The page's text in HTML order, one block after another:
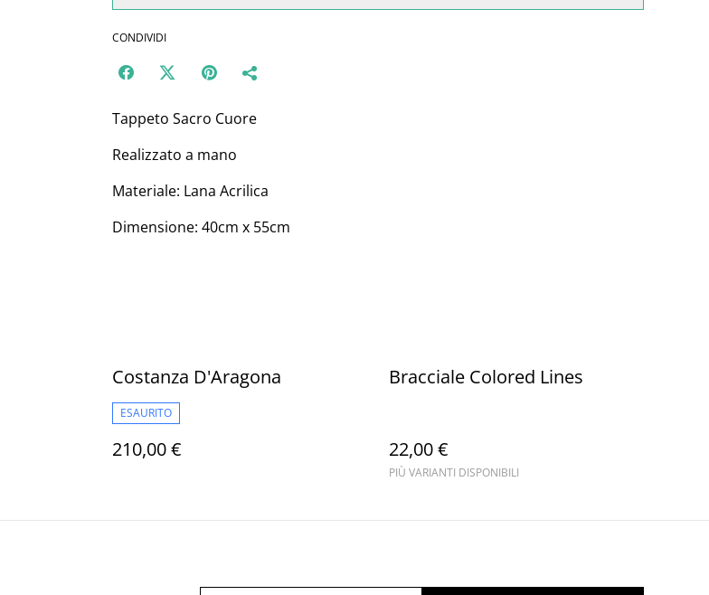
CONDIVIDI
Tappeto Sacro Cuore
Realizzato a mano
Materiale: Lana Acrilica
Dimensione: 40cm x 55cm
Costanza D'Aragona
ESAURITO
210,00 €
Bracciale Colored Lines
22,00 €
PIÙ VARIANTI DISPONIBILI